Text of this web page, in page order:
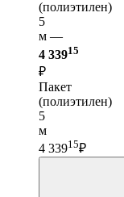
(полиэтилен)
5
м —
4 33915
₽
Пакет
(полиэтилен)
5
м
4 33915₽